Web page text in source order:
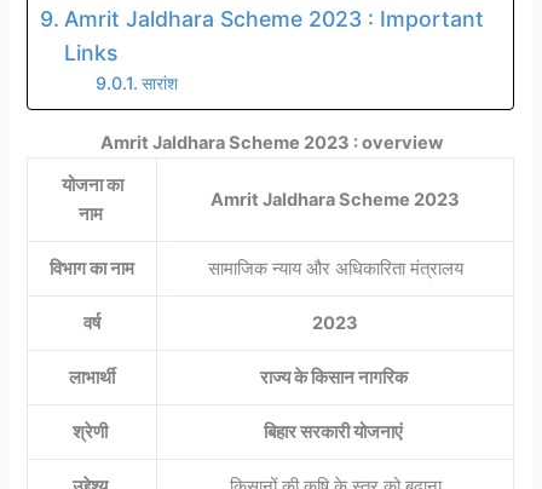
Amrit Jaldhara Scheme 2023 : Important
Links
सारांश
Amrit Jaldhara Scheme 2023 : overview
योजना का
नाम
Amrit Jaldhara Scheme 2023
विभाग का नाम सामाजिक न्याय और अधिकारिता मंत्रालय
वर्ष 2023
लाभार्थी राज्य के किसान नागरिक
श्रेणी बिहार सरकारी योजनाएं